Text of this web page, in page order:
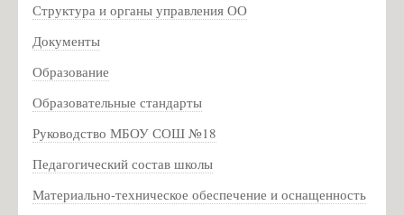
Маргелова
Мероприятия музея 2019г
Структура и органы управления ОО
Документы
Образование
Образовательные стандарты
Руководство МБОУ СОШ №18
Педагогический состав школы
Материально-техническое обеспечение и оснащенность